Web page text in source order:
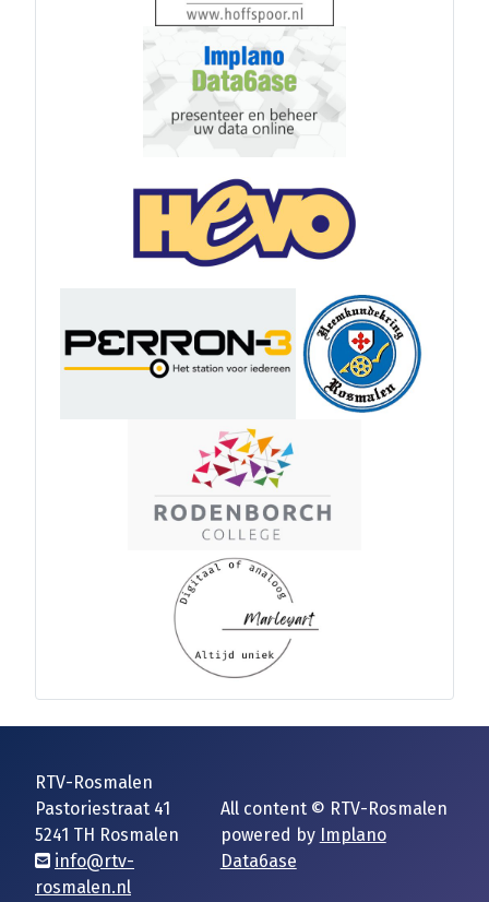
RTV-Rosmalen
Pastoriestraat 41
5241 TH Rosmalen
info@rtv-
rosmalen.nl
All content © RTV-Rosmalen
powered by Implano
Data6ase